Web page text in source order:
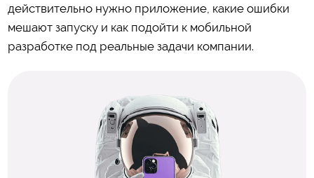
действительно нужно приложение, какие ошибки
мешают запуску и как подойти к мобильной
разработке под реальные задачи компании.